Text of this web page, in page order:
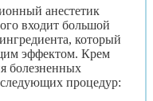
анестетик
входит большой
который
эффектом. Крем
болезненных
процедур: